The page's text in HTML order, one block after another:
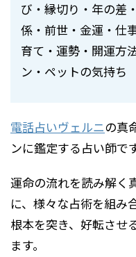
び・縁切り・年の差
係・前世・金運・仕
育て・運勢・開運方
ン・ペットの気持ち
電話占いヴェルニの真
ンに鑑定する占い師です
運命の流れを読み解く
に、様々な占術を組み
根本を突き、好転させ
ます。